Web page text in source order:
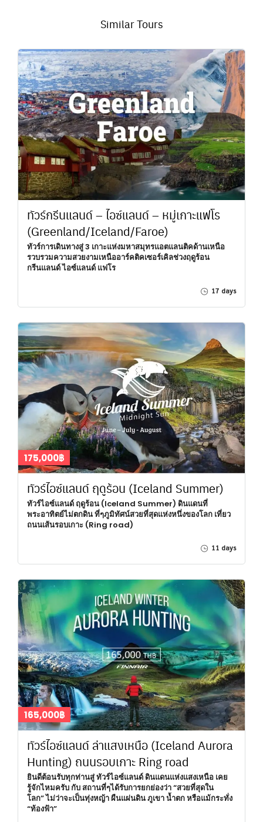
Similar Tours
ทัวร์กรีนแลนด์ – ไอซ์แลนด์ – หมู่เกาะแฟโร
(Greenland/Iceland/Faroe)
ทัวร์การเดินทางสู่ 3 เกาะแห่งมหาสมุทรแอตแลนติคด้านเหนือ
รวบรวมความสวยงามเหนืออาร์คติคเซอร์เคิลช่วงฤดูร้อน
กรีนแลนด์ ไอซ์แลนด์ แฟโร
17 days
175,000฿
ทัวร์ไอซ์แลนด์ ฤดูร้อน (Iceland Summer)
ทัวร์ไอซ์แลนด์ ฤดูร้อน (Iceland Summer) ดินแดนที่
พระอาทิตย์ไม่ตกดิน ที่ๆภูมิทัศน์สวยที่สุดแห่งหนึ่งของโลก เที่ยว
ถนนเส้นรอบเกาะ (Ring road)
11 days
165,000฿
ทัวร์ไอซ์แลนด์ ล่าแสงเหนือ (Iceland Aurora
Hunting) ถนนรอบเกาะ Ring road
ยินดีต้อนรับทุกท่านสู่ ทัวร์ไอซ์แลนด์ ดินแดนแห่งแสงเหนือ เคย
รู้จักไหมครับ กับ สถานที่ๆได้รับการยกย่องว่า “สวยที่สุดใน
โลก” ไม่ว่าจะเป็นทุ่งหญ้า ผืนแผ่นดิน ภูเขา น้ำตก หรือแม้กระทั่ง
“ท้องฟ้า”